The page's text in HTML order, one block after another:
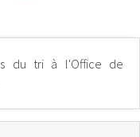
du tri à l'Office de